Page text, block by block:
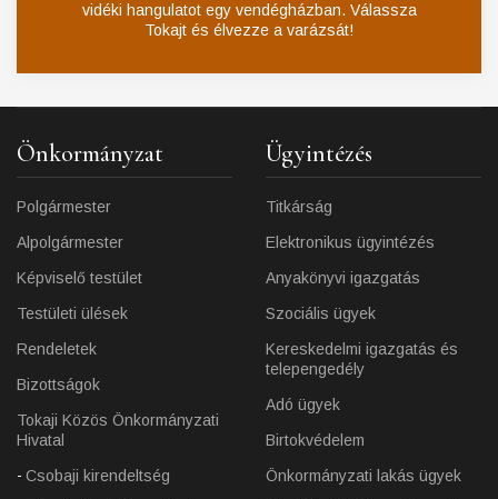
vidéki hangulatot egy vendégházban. Válassza
Tokajt és élvezze a varázsát!
Önkormányzat
Polgármester
Alpolgármester
Képviselő testület
Testületi ülések
Rendeletek
Bizottságok
Tokaji Közös Önkormányzati
Hivatal
Csobaji kirendeltség
Ügyintézés
Titkárság
Elektronikus ügyintézés
Anyakönyvi igazgatás
Szociális ügyek
Kereskedelmi igazgatás és
telepengedély
Adó ügyek
Birtokvédelem
Önkormányzati lakás ügyek